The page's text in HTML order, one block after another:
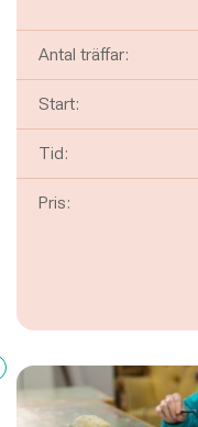
Antal träffar:
Start:
Tid:
Pris: